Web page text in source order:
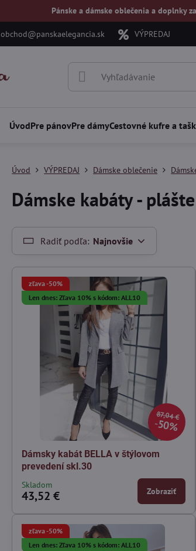
Pánske a dámske oblečenia a doplnky
obchod@panskaelegancia.sk VÝPREDAJ
ÚvodPre pánovPre dámyCestovné kufre a
Úvod VÝPREDAJ Dámske oblečenie
Dámske kabáty - plášte
Radiť podľa: Najnovšie
87,04 €
50%
zľava -50%
Len dnes: Zľava 10% s kódom: ALL10
Dámsky kabát BELLA v štýlovom
prevedení skl.30
Skladom
43,52 € Zobraziť
zľava -50%
Len dnes: Zľava 10% s kódom: ALL10